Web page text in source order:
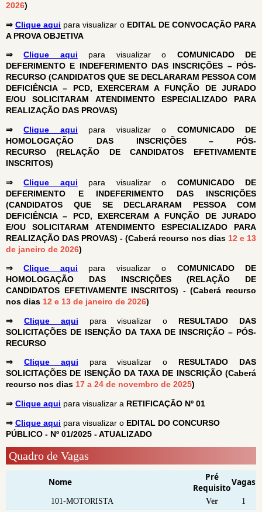
2026)
⇒Clique aqui para visualizar o EDITAL DE CONVOCAÇÃO PARA
A PROVA OBJETIVA
⇒Clique aqui para visualizar o COMUNICADO DE
DEFERIMENTO E INDEFERIMENTO DAS INSCRIÇÕES – PÓS-
RECURSO (CANDIDATOS QUE SE DECLARARAM PESSOA COM
DEFICIÊNCIA – PCD, EXERCERAM A FUNÇÃO DE JURADO
E/OU SOLICITARAM ATENDIMENTO ESPECIALIZADO PARA
REALIZAÇÃO DAS PROVAS)
⇒Clique aqui para visualizar o COMUNICADO DE
HOMOLOGAÇÃO DAS INSCRIÇÕES – PÓS-
RECURSO (RELAÇÃO DE CANDIDATOS EFETIVAMENTE
INSCRITOS)
⇒Clique aqui para visualizar o COMUNICADO DE
DEFERIMENTO E INDEFERIMENTO DAS INSCRIÇÕES
(CANDIDATOS QUE SE DECLARARAM PESSOA COM
DEFICIÊNCIA – PCD, EXERCERAM A FUNÇÃO DE JURADO
E/OU SOLICITARAM ATENDIMENTO ESPECIALIZADO PARA
REALIZAÇÃO DAS PROVAS) - (Caberá recurso nos dias 12 e 13
de janeiro de 2026)
⇒Clique aqui para visualizar o COMUNICADO DE
HOMOLOGAÇÃO DAS INSCRIÇÕES (RELAÇÃO DE
CANDIDATOS EFETIVAMENTE INSCRITOS) - (Caberá recurso
nos dias 12 e 13 de janeiro de 2026)
⇒ Clique aqui para visualizar o RESULTADO DAS
SOLICITAÇÕES DE ISENÇÃO DA TAXA DE INSCRIÇÃO – PÓS-
RECURSO
⇒ Clique aqui para visualizar o RESULTADO DAS
SOLICITAÇÕES DE ISENÇÃO DA TAXA DE INSCRIÇÃO (Caberá
recurso nos dias 17 a 24 de novembro de 2025)
⇒ Clique aqui para visualizar a RETIFICAÇÃO Nº 01
⇒ Clique aqui para visualizar o EDITAL DO CONCURSO
PÚBLICO - Nº 01/2025 - ATUALIZADO
Quadro de Vagas
Nome
Pré
Requisito
Vagas
101-MOTORISTA Ver
1